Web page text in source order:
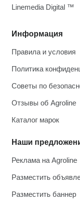
Информация
Правила и условия
Политика
Советы по
Отзывы об Agroline
Каталог марок
Наши
Реклама на Agroline
Разместить
Разместить баннер
Linemedia Digital ™